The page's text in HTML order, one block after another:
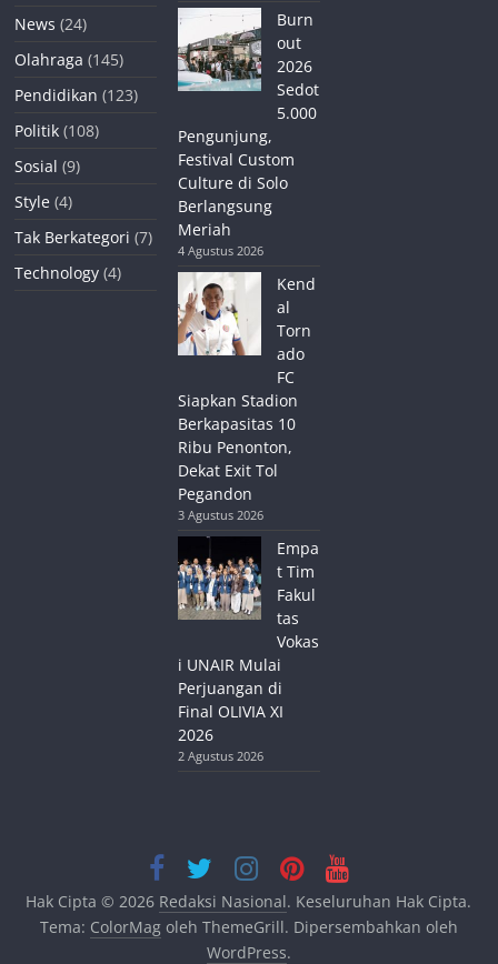
News (24)
Olahraga (145)
Pendidikan (123)
Politik (108)
Sosial (9)
Style (4)
Tak Berkategori (7)
Technology (4)
Burn
out
2026
Sedot
5.000
Pengunjung,
Festival Custom
Culture di Solo
Berlangsung
Meriah
4 Agustus 2026
Kend
al
Torn
ado
FC
Siapkan Stadion
Berkapasitas 10
Ribu Penonton,
Dekat Exit Tol
Pegandon
3 Agustus 2026
Empa
t Tim
Fakul
tas
Vokas
i UNAIR Mulai
Perjuangan di
Final OLIVIA XI
2026
2 Agustus 2026
Hak Cipta © 2026 Redaksi Nasional. Keseluruhan Hak Cipta.
Tema: ColorMagoleh ThemeGrill. Dipersembahkan oleh
WordPress.